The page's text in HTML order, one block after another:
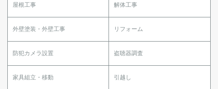
屋根工事 解体工事
外壁塗装・外壁工事 リフォーム
防犯カメラ設置 盗聴器調査
家具組立・移動 引越し